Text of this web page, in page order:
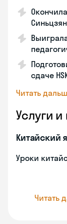
сдаче
Читать
Услуги
Китайский
Уроки
Читать